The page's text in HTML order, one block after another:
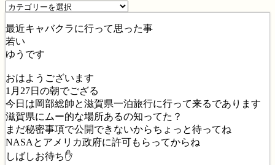
最近キャバクラに行って思った事
若い
ゆうです
おはようございます
1月27日の朝でござる
今日は岡部総帥と滋賀県一泊旅行に行って来るであります
滋賀県にムー的な場所あるの知ってた？
まだ秘密事項で公開できないからちょっと待ってね
NASAとアメリカ政府に許可もらってからね
しばしお待ち✋